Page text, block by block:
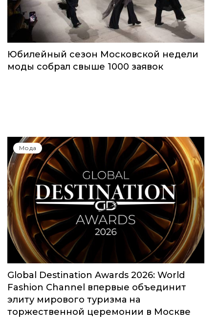
Юбилейный сезон Московской недели
моды собрал свыше 1000 заявок
Мода
Global Destination Awards 2026: World
Fashion Channel впервые объединит
элиту мирового туризма на
торжественной церемонии в Москве